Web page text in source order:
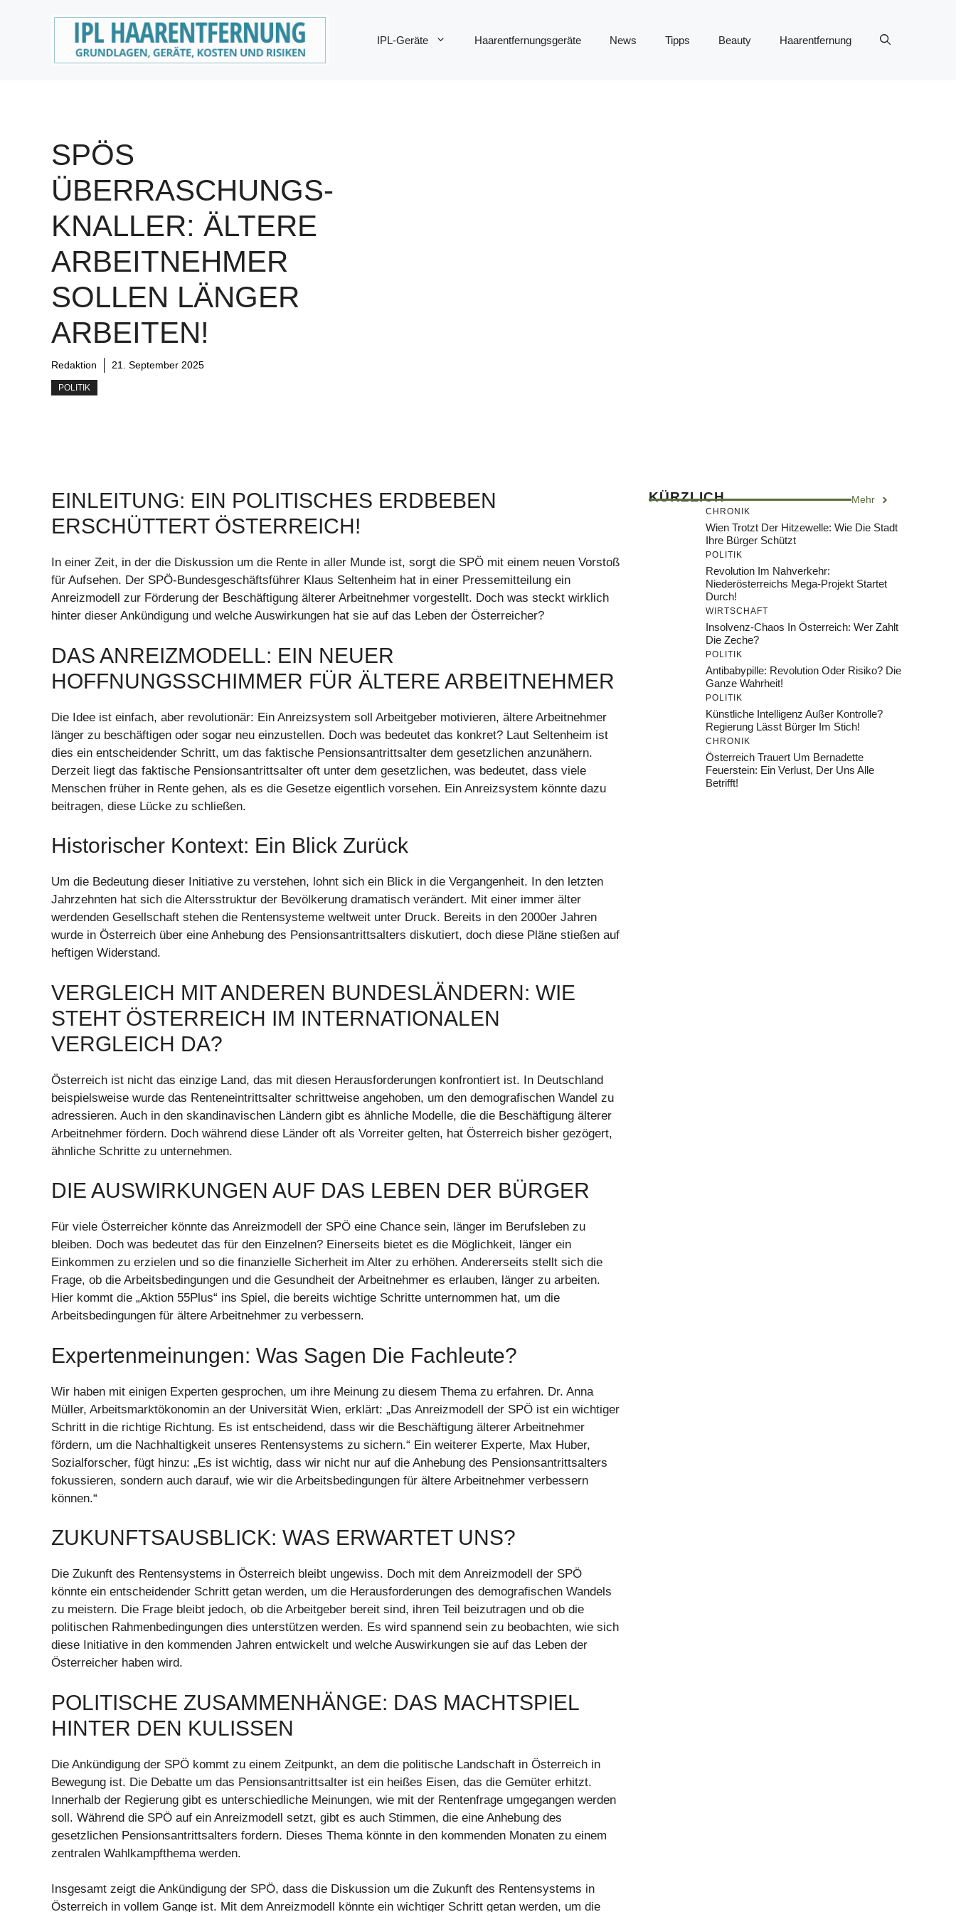
IPL-Geräte Haarentfernungsgeräte News Tipps Beauty Haarentfernung
SPÖS
ÜBERRASCHUNGS-
KNALLER: ÄLTERE
ARBEITNEHMER
SOLLEN LÄNGER
ARBEITEN!
Redaktion 21. September 2025
POLITIK
EINLEITUNG: EIN POLITISCHES ERDBEBEN
ERSCHÜTTERT ÖSTERREICH!
In einer Zeit, in der die Diskussion um die Rente in aller Munde ist, sorgt die SPÖ mit einem neuen Vorstoß
für Aufsehen. Der SPÖ-Bundesgeschäftsführer Klaus Seltenheim hat in einer Pressemitteilung ein
Anreizmodell zur Förderung der Beschäftigung älterer Arbeitnehmer vorgestellt. Doch was steckt wirklich
hinter dieser Ankündigung und welche Auswirkungen hat sie auf das Leben der Österreicher?
DAS ANREIZMODELL: EIN NEUER
HOFFNUNGSSCHIMMER FÜR ÄLTERE ARBEITNEHMER
Die Idee ist einfach, aber revolutionär: Ein Anreizsystem soll Arbeitgeber motivieren, ältere Arbeitnehmer
länger zu beschäftigen oder sogar neu einzustellen. Doch was bedeutet das konkret? Laut Seltenheim ist
dies ein entscheidender Schritt, um das faktische Pensionsantrittsalter dem gesetzlichen anzunähern.
Derzeit liegt das faktische Pensionsantrittsalter oft unter dem gesetzlichen, was bedeutet, dass viele
Menschen früher in Rente gehen, als es die Gesetze eigentlich vorsehen. Ein Anreizsystem könnte dazu
beitragen, diese Lücke zu schließen.
Historischer Kontext: Ein Blick Zurück
Um die Bedeutung dieser Initiative zu verstehen, lohnt sich ein Blick in die Vergangenheit. In den letzten
Jahrzehnten hat sich die Altersstruktur der Bevölkerung dramatisch verändert. Mit einer immer älter
werdenden Gesellschaft stehen die Rentensysteme weltweit unter Druck. Bereits in den 2000er Jahren
wurde in Österreich über eine Anhebung des Pensionsantrittsalters diskutiert, doch diese Pläne stießen auf
heftigen Widerstand.
VERGLEICH MIT ANDEREN BUNDESLÄNDERN: WIE
STEHT ÖSTERREICH IM INTERNATIONALEN
VERGLEICH DA?
Österreich ist nicht das einzige Land, das mit diesen Herausforderungen konfrontiert ist. In Deutschland
beispielsweise wurde das Renteneintrittsalter schrittweise angehoben, um den demografischen Wandel zu
adressieren. Auch in den skandinavischen Ländern gibt es ähnliche Modelle, die die Beschäftigung älterer
Arbeitnehmer fördern. Doch während diese Länder oft als Vorreiter gelten, hat Österreich bisher gezögert,
ähnliche Schritte zu unternehmen.
DIE AUSWIRKUNGEN AUF DAS LEBEN DER BÜRGER
Für viele Österreicher könnte das Anreizmodell der SPÖ eine Chance sein, länger im Berufsleben zu
bleiben. Doch was bedeutet das für den Einzelnen? Einerseits bietet es die Möglichkeit, länger ein
Einkommen zu erzielen und so die finanzielle Sicherheit im Alter zu erhöhen. Andererseits stellt sich die
Frage, ob die Arbeitsbedingungen und die Gesundheit der Arbeitnehmer es erlauben, länger zu arbeiten.
Hier kommt die „Aktion 55Plus“ ins Spiel, die bereits wichtige Schritte unternommen hat, um die
Arbeitsbedingungen für ältere Arbeitnehmer zu verbessern.
Expertenmeinungen: Was Sagen Die Fachleute?
Wir haben mit einigen Experten gesprochen, um ihre Meinung zu diesem Thema zu erfahren. Dr. Anna
Müller, Arbeitsmarktökonomin an der Universität Wien, erklärt: „Das Anreizmodell der SPÖ ist ein wichtiger
Schritt in die richtige Richtung. Es ist entscheidend, dass wir die Beschäftigung älterer Arbeitnehmer
fördern, um die Nachhaltigkeit unseres Rentensystems zu sichern.“ Ein weiterer Experte, Max Huber,
Sozialforscher, fügt hinzu: „Es ist wichtig, dass wir nicht nur auf die Anhebung des Pensionsantrittsalters
fokussieren, sondern auch darauf, wie wir die Arbeitsbedingungen für ältere Arbeitnehmer verbessern
können.“
ZUKUNFTSAUSBLICK: WAS ERWARTET UNS?
Die Zukunft des Rentensystems in Österreich bleibt ungewiss. Doch mit dem Anreizmodell der SPÖ
könnte ein entscheidender Schritt getan werden, um die Herausforderungen des demografischen Wandels
zu meistern. Die Frage bleibt jedoch, ob die Arbeitgeber bereit sind, ihren Teil beizutragen und ob die
politischen Rahmenbedingungen dies unterstützen werden. Es wird spannend sein zu beobachten, wie sich
diese Initiative in den kommenden Jahren entwickelt und welche Auswirkungen sie auf das Leben der
Österreicher haben wird.
POLITISCHE ZUSAMMENHÄNGE: DAS MACHTSPIEL
HINTER DEN KULISSEN
Die Ankündigung der SPÖ kommt zu einem Zeitpunkt, an dem die politische Landschaft in Österreich in
Bewegung ist. Die Debatte um das Pensionsantrittsalter ist ein heißes Eisen, das die Gemüter erhitzt.
Innerhalb der Regierung gibt es unterschiedliche Meinungen, wie mit der Rentenfrage umgegangen werden
soll. Während die SPÖ auf ein Anreizmodell setzt, gibt es auch Stimmen, die eine Anhebung des
gesetzlichen Pensionsantrittsalters fordern. Dieses Thema könnte in den kommenden Monaten zu einem
zentralen Wahlkampfthema werden.
Insgesamt zeigt die Ankündigung der SPÖ, dass die Diskussion um die Zukunft des Rentensystems in
Österreich in vollem Gange ist. Mit dem Anreizmodell könnte ein wichtiger Schritt getan werden, um die
KÜRZLICH Mehr
CHRONIK
Wien Trotzt Der Hitzewelle: Wie Die Stadt
Ihre Bürger Schützt
POLITIK
Revolution Im Nahverkehr:
Niederösterreichs Mega-Projekt Startet
Durch!
WIRTSCHAFT
Insolvenz-Chaos In Österreich: Wer Zahlt
Die Zeche?
POLITIK
Antibabypille: Revolution Oder Risiko? Die
Ganze Wahrheit!
POLITIK
Künstliche Intelligenz Außer Kontrolle?
Regierung Lässt Bürger Im Stich!
CHRONIK
Österreich Trauert Um Bernadette
Feuerstein: Ein Verlust, Der Uns Alle
Betrifft!